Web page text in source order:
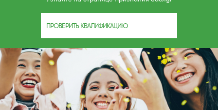
ПРОВЕРИТЬ КВАЛИФИКАЦИЮ